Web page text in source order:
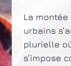
La
urbains
plurielle
s’impose